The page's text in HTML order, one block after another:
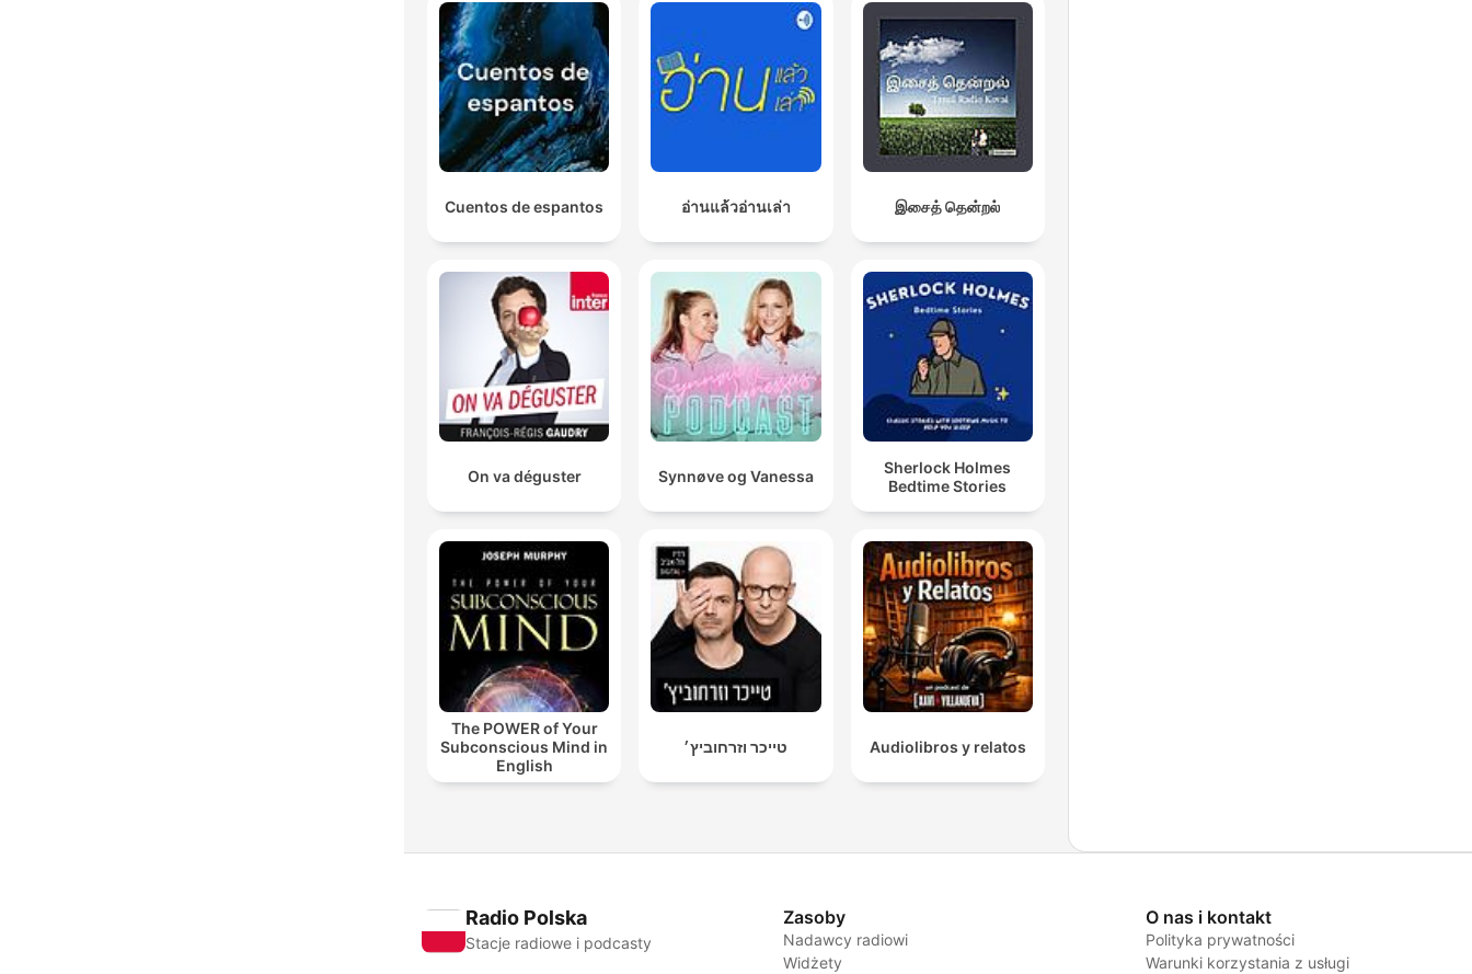
Cuentos de espantos อ่านแล้วอ่านเล่า இசைத் தென்றல்
On va déguster Synnøve og Vanessa
Sherlock Holmes
Bedtime Stories
The POWER of Your
Subconscious Mind in
English
טייכר וזרחוביץ׳ Audiolibros y relatos
Radio Polska
Stacje radiowe i podcasty
Zasoby
Nadawcy radiowi
Widżety
O nas i kontakt
Polityka prywatności
Warunki korzystania z usługi